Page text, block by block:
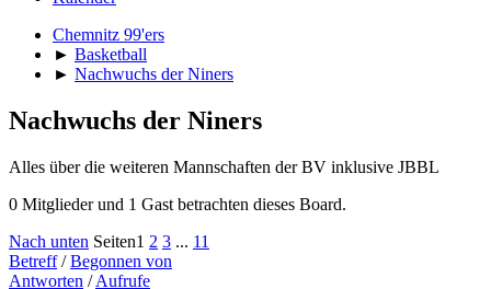
Chemnitz 99'ers
► Basketball
► Nachwuchs der Niners
Nachwuchs der Niners
Alles über die weiteren Mannschaften der BV inklusive JBBL
0 Mitglieder und 1 Gast betrachten dieses Board.
Nach unten Seiten1 2 3 ... 11
Betreff/Begonnen von
Antworten /Aufrufe